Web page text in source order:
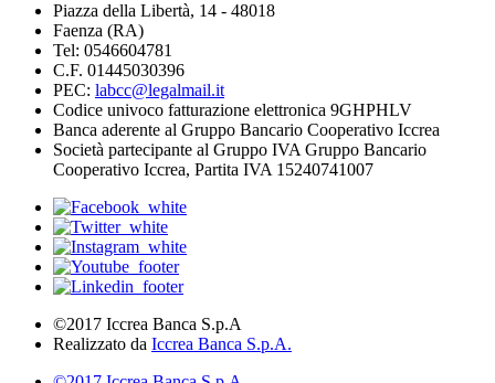
Piazza della Libertà, 14 - 48018
Faenza (RA)
Tel: 0546604781
C.F. 01445030396
PEC: labcc@legalmail.it
Codice univoco fatturazione elettronica 9GHPHLV
Banca aderente al Gruppo Bancario Cooperativo Iccrea
Società partecipante al Gruppo IVA Gruppo Bancario
Cooperativo Iccrea, Partita IVA 15240741007
©2017 Iccrea Banca S.p.A
Realizzato da Iccrea Banca S.p.A.